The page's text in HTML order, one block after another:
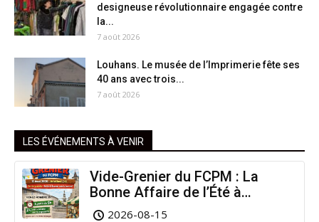
designeuse révolutionnaire engagée contre
la...
7 août 2026
Louhans. Le musée de l’Imprimerie fête ses
40 ans avec trois...
7 août 2026
LES ÉVÉNEMENTS À VENIR
Vide-Grenier du FCPM : La
Bonne Affaire de l’Été à
Arinthod !
2026-08-15